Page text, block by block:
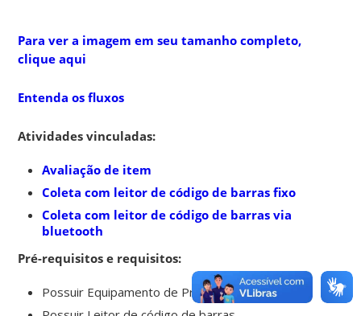
Para ver a imagem em seu tamanho completo,
clique aqui
Entenda os fluxos
Atividades vinculadas:
Avaliação de item
Coleta com leitor de código de barras fixo
Coleta com leitor de código de barras via
bluetooth
Pré-requisitos e requisitos:
Possuir Equipamento de Proteção Individual;